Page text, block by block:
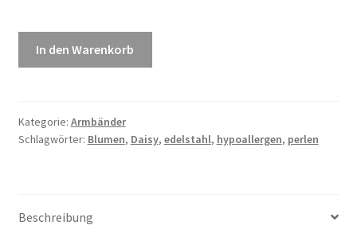
In den Warenkorb
Kategorie: Armbänder
Schlagwörter: Blumen, Daisy, edelstahl, hypoallergen, perlen
Beschreibung